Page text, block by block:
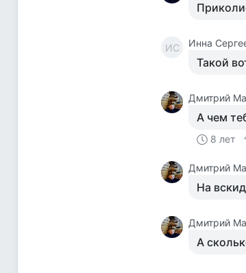
ИС Инна
Такой
Дмитрий
А чем
8 лет
Дмитрий
На
Дмитрий
А